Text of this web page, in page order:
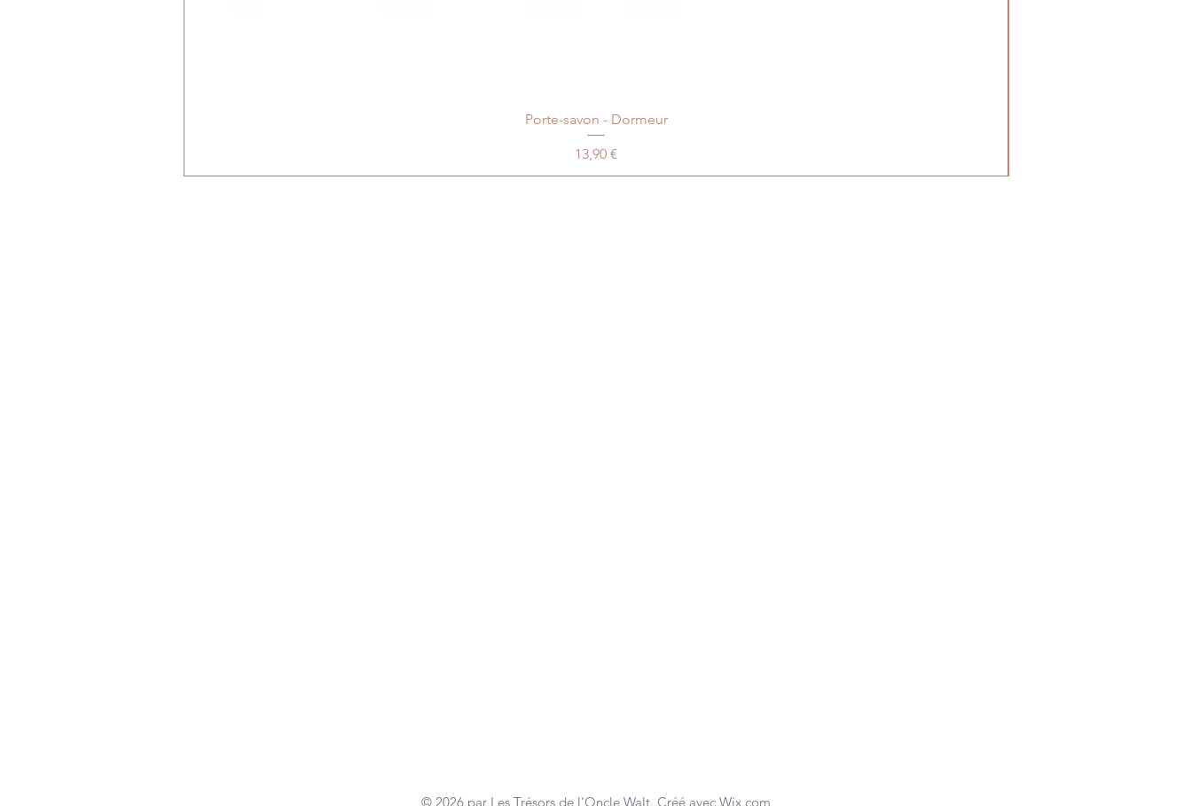
Porte-savon - Dormeur
Prix
13,90 €
© 2026 par Les Trésors de l'Oncle Walt. Créé avec Wix.com